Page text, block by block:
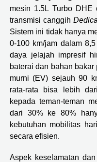
mesin 1.5L Turbo DHE
transmisi canggih
Sistem ini tidak hanya
0-100 km/jam dalam
daya jelajah impresif
baterai dan bahan
murni (EV) sejauh 90
rata-rata bisa lebih
kepada teman-teman
dari 30% ke 80%
kebutuhan mobilitas
secara efisien.
Aspek keselamatan